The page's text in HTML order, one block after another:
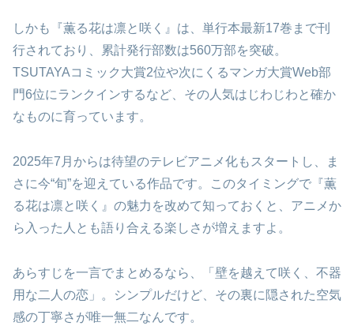
しかも『薫る花は凛と咲く』は、単行本最新17巻まで刊
行されており、累計発行部数は560万部を突破。
TSUTAYAコミック大賞2位や次にくるマンガ大賞Web部
門6位にランクインするなど、その人気はじわじわと確か
なものに育っています。
2025年7月からは待望のテレビアニメ化もスタートし、ま
さに今“旬”を迎えている作品です。このタイミングで『薫
る花は凛と咲く』の魅力を改めて知っておくと、アニメか
ら入った人とも語り合える楽しさが増えますよ。
あらすじを一言でまとめるなら、「壁を越えて咲く、不器
用な二人の恋」。シンプルだけど、その裏に隠された空気
感の丁寧さが唯一無二なんです。